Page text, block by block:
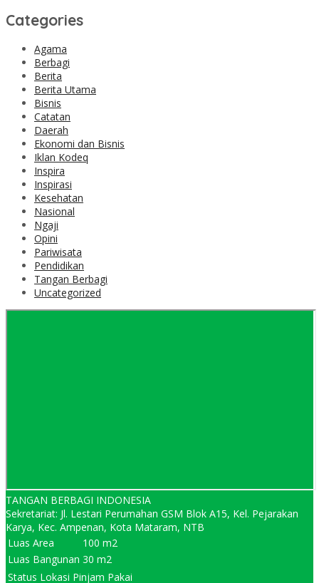
Categories
Agama
Berbagi
Berita
Berita Utama
Bisnis
Catatan
Daerah
Ekonomi dan Bisnis
Iklan Kodeq
Inspira
Inspirasi
Kesehatan
Nasional
Ngaji
Opini
Pariwisata
Pendidikan
Tangan Berbagi
Uncategorized
TANGAN BERBAGI INDONESIA
Sekretariat: Jl. Lestari Perumahan GSM Blok A15, Kel. Pejarakan
Karya, Kec. Ampenan, Kota Mataram, NTB
Luas Area
100 m2
Luas Bangunan 30 m2
Status Lokasi Pinjam Pakai